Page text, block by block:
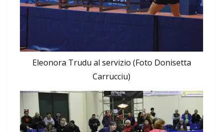
Eleonora Trudu al servizio (Foto Donisetta
Carrucciu)